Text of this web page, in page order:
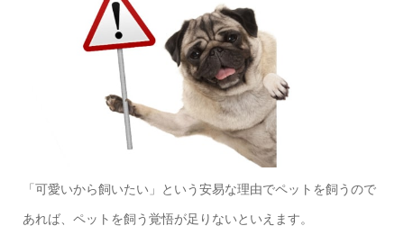
「可愛いから飼いたい」という安易な理由でペットを飼うので
あれば、ペットを飼う覚悟が足りないといえます。